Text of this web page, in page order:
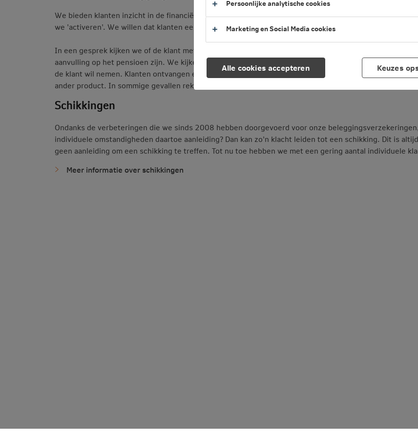
We bieden klanten inzicht in de financiële situatie van hun beleggingsverzekering. We vertellen wat
we 'activeren'. We willen dat klanten een bewuste keuze kunnen maken over hun beleggingsverzekering.
In een gesprek kijken we of de klant met de verzekering nog kan doen wat hij wil. Dat kan bijvoorbeeld
aanvulling op het pensioen zijn. We kijken ook of de verzekering past binnen de huidige financiële
de klant wil nemen. Klanten ontvangen een advies over de beleggingsverzekering. De klant kan zijn
ander product. In sommige gevallen rekenen we daar geen
Schikkingen
Ondanks de verbeteringen die we sinds 2008 hebben doorgevoerd voor onze
individuele omstandigheden daartoe aanleiding? Dan kan zo'n klacht leiden tot een schikking. Dit is
geen aanleiding om een schikking te treffen. Tot nu toe hebben we met een gering aantal individuele
Meer informatie over schikkingen
Alle cookies accepteren
Persoonlijke analytische cookies
Marketing en Social Media cookies
Keuzes